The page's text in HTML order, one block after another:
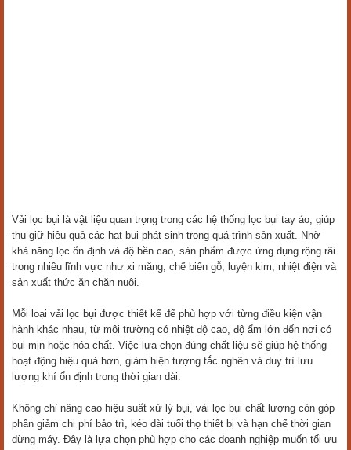
Vải lọc bụi là vật liệu quan trọng trong các hệ thống lọc bụi tay áo, giúp
thu giữ hiệu quả các hạt bụi phát sinh trong quá trình sản xuất. Nhờ
khả năng lọc ổn định và độ bền cao, sản phẩm được ứng dụng rộng rãi
trong nhiều lĩnh vực như xi măng, chế biến gỗ, luyện kim, nhiệt điện và
sản xuất thức ăn chăn nuôi.
Mỗi loại vải lọc bụi được thiết kế để phù hợp với từng điều kiện vận
hành khác nhau, từ môi trường có nhiệt độ cao, độ ẩm lớn đến nơi có
bụi mịn hoặc hóa chất. Việc lựa chọn đúng chất liệu sẽ giúp hệ thống
hoạt động hiệu quả hơn, giảm hiện tượng tắc nghẽn và duy trì lưu
lượng khí ổn định trong thời gian dài.
Không chỉ nâng cao hiệu suất xử lý bụi, vải lọc bụi chất lượng còn góp
phần giảm chi phí bảo trì, kéo dài tuổi thọ thiết bị và hạn chế thời gian
dừng máy. Đây là lựa chọn phù hợp cho các doanh nghiệp muốn tối ưu